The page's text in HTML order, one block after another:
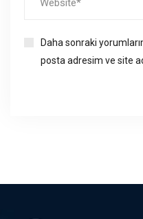
Daha sonraki
posta adresim ve site